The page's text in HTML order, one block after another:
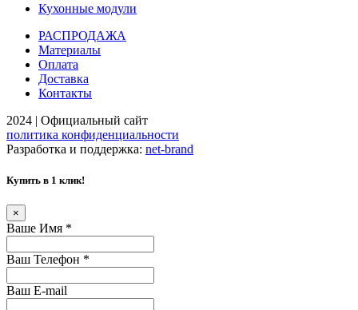
Кухонные модули
РАСПРОДАЖА
Материалы
Оплата
Доставка
Контакты
2024 | Официальный сайт
политика конфиденциальности
Разработка и поддержка: net-brand
Купить в 1 клик!
×
Ваше Имя *
Ваш Телефон *
Ваш E-mail